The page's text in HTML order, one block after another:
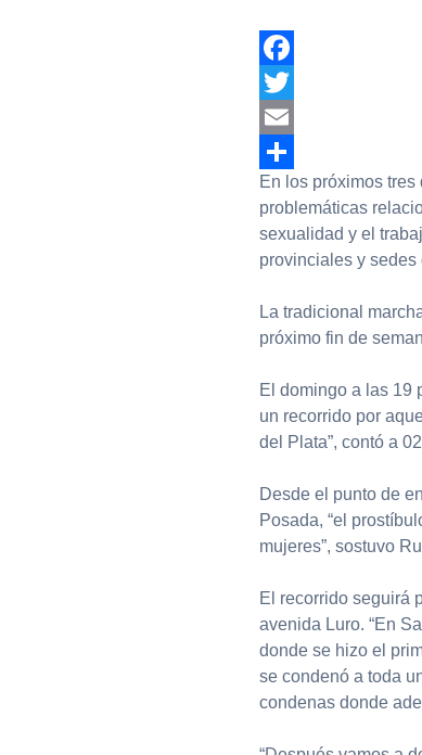
Facebook
Twitter
Email
Compartir
En los próximos
problemáticas
sexualidad y el
provinciales y
La tradicional
próximo fin de
El domingo a las 19
un recorrido por
del Plata”, contó a
Desde el punto de
Posada, “el
mujeres”, sostuvo
El recorrido seguirá
avenida Luro. “En
donde se hizo el
se condenó a toda
condenas donde